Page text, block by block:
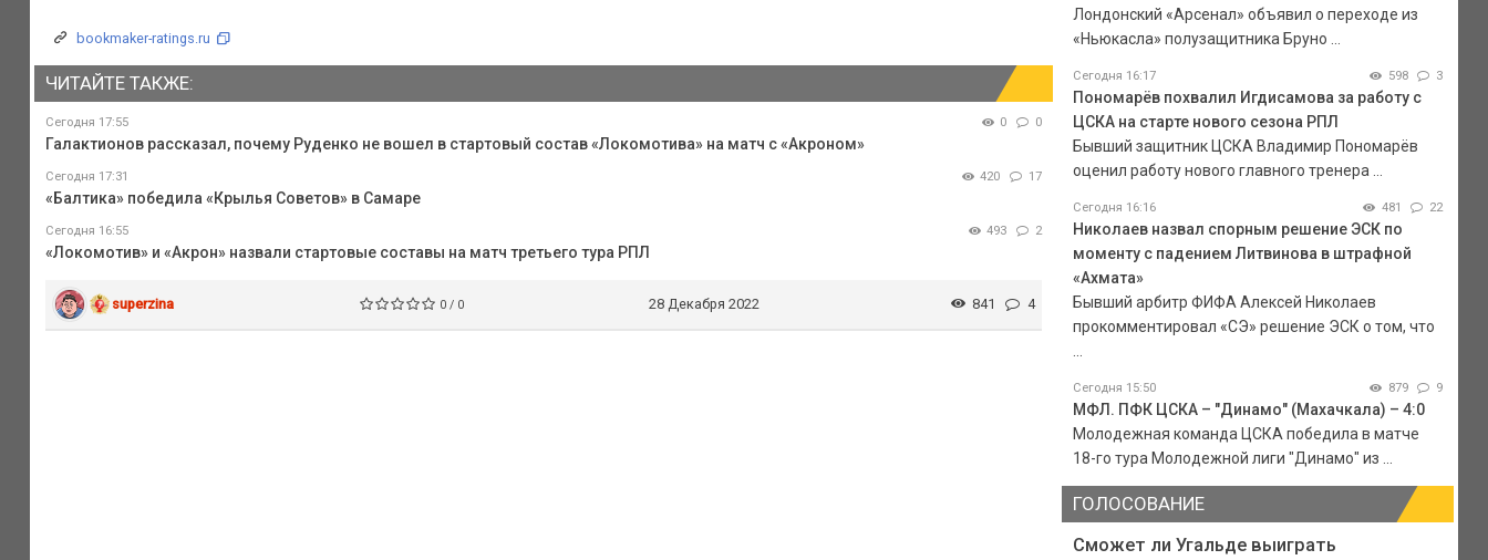
bookmaker-ratings.ru
ЧИТАЙТЕ ТАКЖЕ:
Сегодня 17:55 0 0
Галактионов рассказал, почему Руденко не вошел в стартовый состав «Локомотива» на матч с «Акроном»
Сегодня 17:31 420 17
«Балтика» победила «Крылья Советов» в Самаре
Сегодня 16:55 493 2
«Локомотив» и «Акрон» назвали стартовые составы на матч третьего тура РПЛ
superzina 0 / 0 28 Декабря 2022 841 4
Лондонский «Арсенал» объявил о переходе из
«Ньюкасла» полузащитника Бруно ...
Сегодня 16:17 598 3
Пономарёв похвалил Игдисамова за работу с
ЦСКА на старте нового сезона РПЛ
Бывший защитник ЦСКА Владимир Пономарёв
оценил работу нового главного тренера ...
Сегодня 16:16 481 22
Николаев назвал спорным решение ЭСК по
моменту с падением Литвинова в штрафной
«Ахмата»
Бывший арбитр ФИФА Алексей Николаев
прокомментировал «СЭ» решение ЭСК о том, что
Сегодня 15:50 879 9
МФЛ. ПФК ЦСКА – "Динамо" (Махачкала) – 4:0
Молодежная команда ЦСКА победила в матче
18-го тура Молодежной лиги "Динамо" из ...
ГОЛОСОВАНИЕ
Сможет ли Угальде выиграть